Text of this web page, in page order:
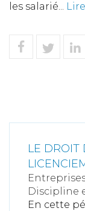
les salarié...
LE DROIT
Discipline
En cette